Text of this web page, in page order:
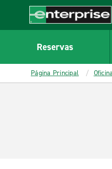
CONTENT
Enterprise
Reservas
Página Principal